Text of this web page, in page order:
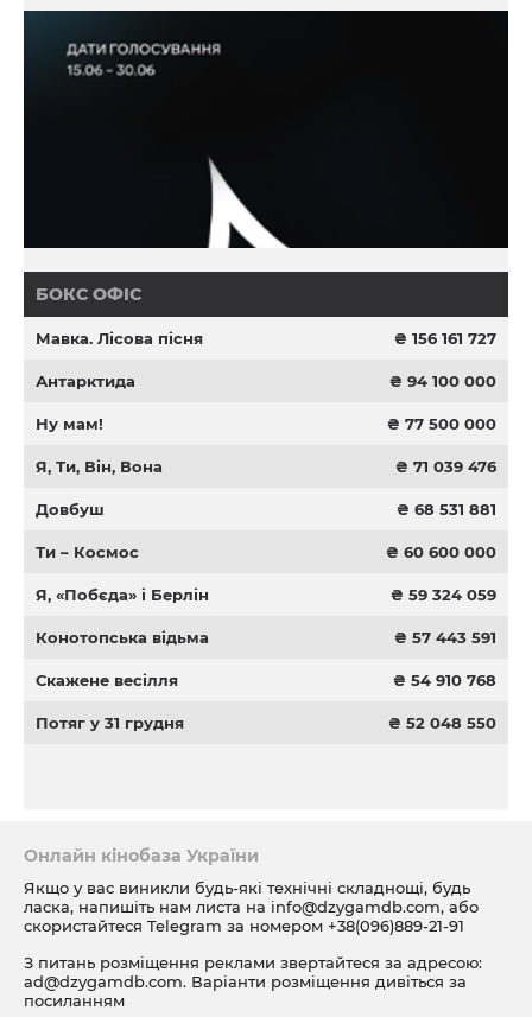
БОКС ОФІС
Мавка. Лісова пісня ₴ 156 161 727
Антарктида ₴ 94 100 000
Ну мам! ₴ 77 500 000
Я, Ти, Він, Вона ₴ 71 039 476
Довбуш ₴ 68 531 881
Ти – Космос ₴ 60 600 000
Я, «Побєда» і Берлін ₴ 59 324 059
Конотопська відьма ₴ 57 443 591
Скажене весілля ₴ 54 910 768
Потяг у 31 грудня ₴ 52 048 550
Онлайн кінобаза України
Якщо у вас виникли будь-які технічні складнощі, будь
ласка, напишіть нам листа на info@dzygamdb.com, або
скористайтеся Telegram за номером +38(096)889-21-91
З питань розміщення реклами звертайтеся за адресою:
ad@dzygamdb.com. Варіанти розміщення дивіться за
посиланням